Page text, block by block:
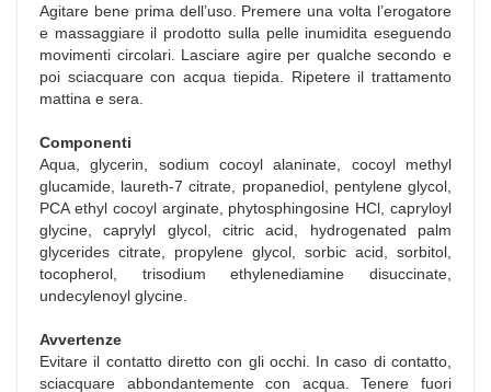
Agitare bene prima dell’uso. Premere una volta l’erogatore
e massaggiare il prodotto sulla pelle inumidita eseguendo
movimenti circolari. Lasciare agire per qualche secondo e
poi sciacquare con acqua tiepida. Ripetere il trattamento
mattina e sera.
Componenti
Aqua, glycerin, sodium cocoyl alaninate, cocoyl methyl
glucamide, laureth-7 citrate, propanediol, pentylene glycol,
PCA ethyl cocoyl arginate, phytosphingosine HCl, capryloyl
glycine, caprylyl glycol, citric acid, hydrogenated palm
glycerides citrate, propylene glycol, sorbic acid, sorbitol,
tocopherol, trisodium ethylenediamine disuccinate,
undecylenoyl glycine.
Avvertenze
Evitare il contatto diretto con gli occhi. In caso di contatto,
sciacquare abbondantemente con acqua. Tenere fuori